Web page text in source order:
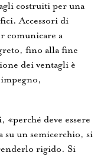
costruiti per una
Accessori di
comunicare a
fino alla fine
dei ventagli è
deve essere
su un semicerchio, si
rigido. Si